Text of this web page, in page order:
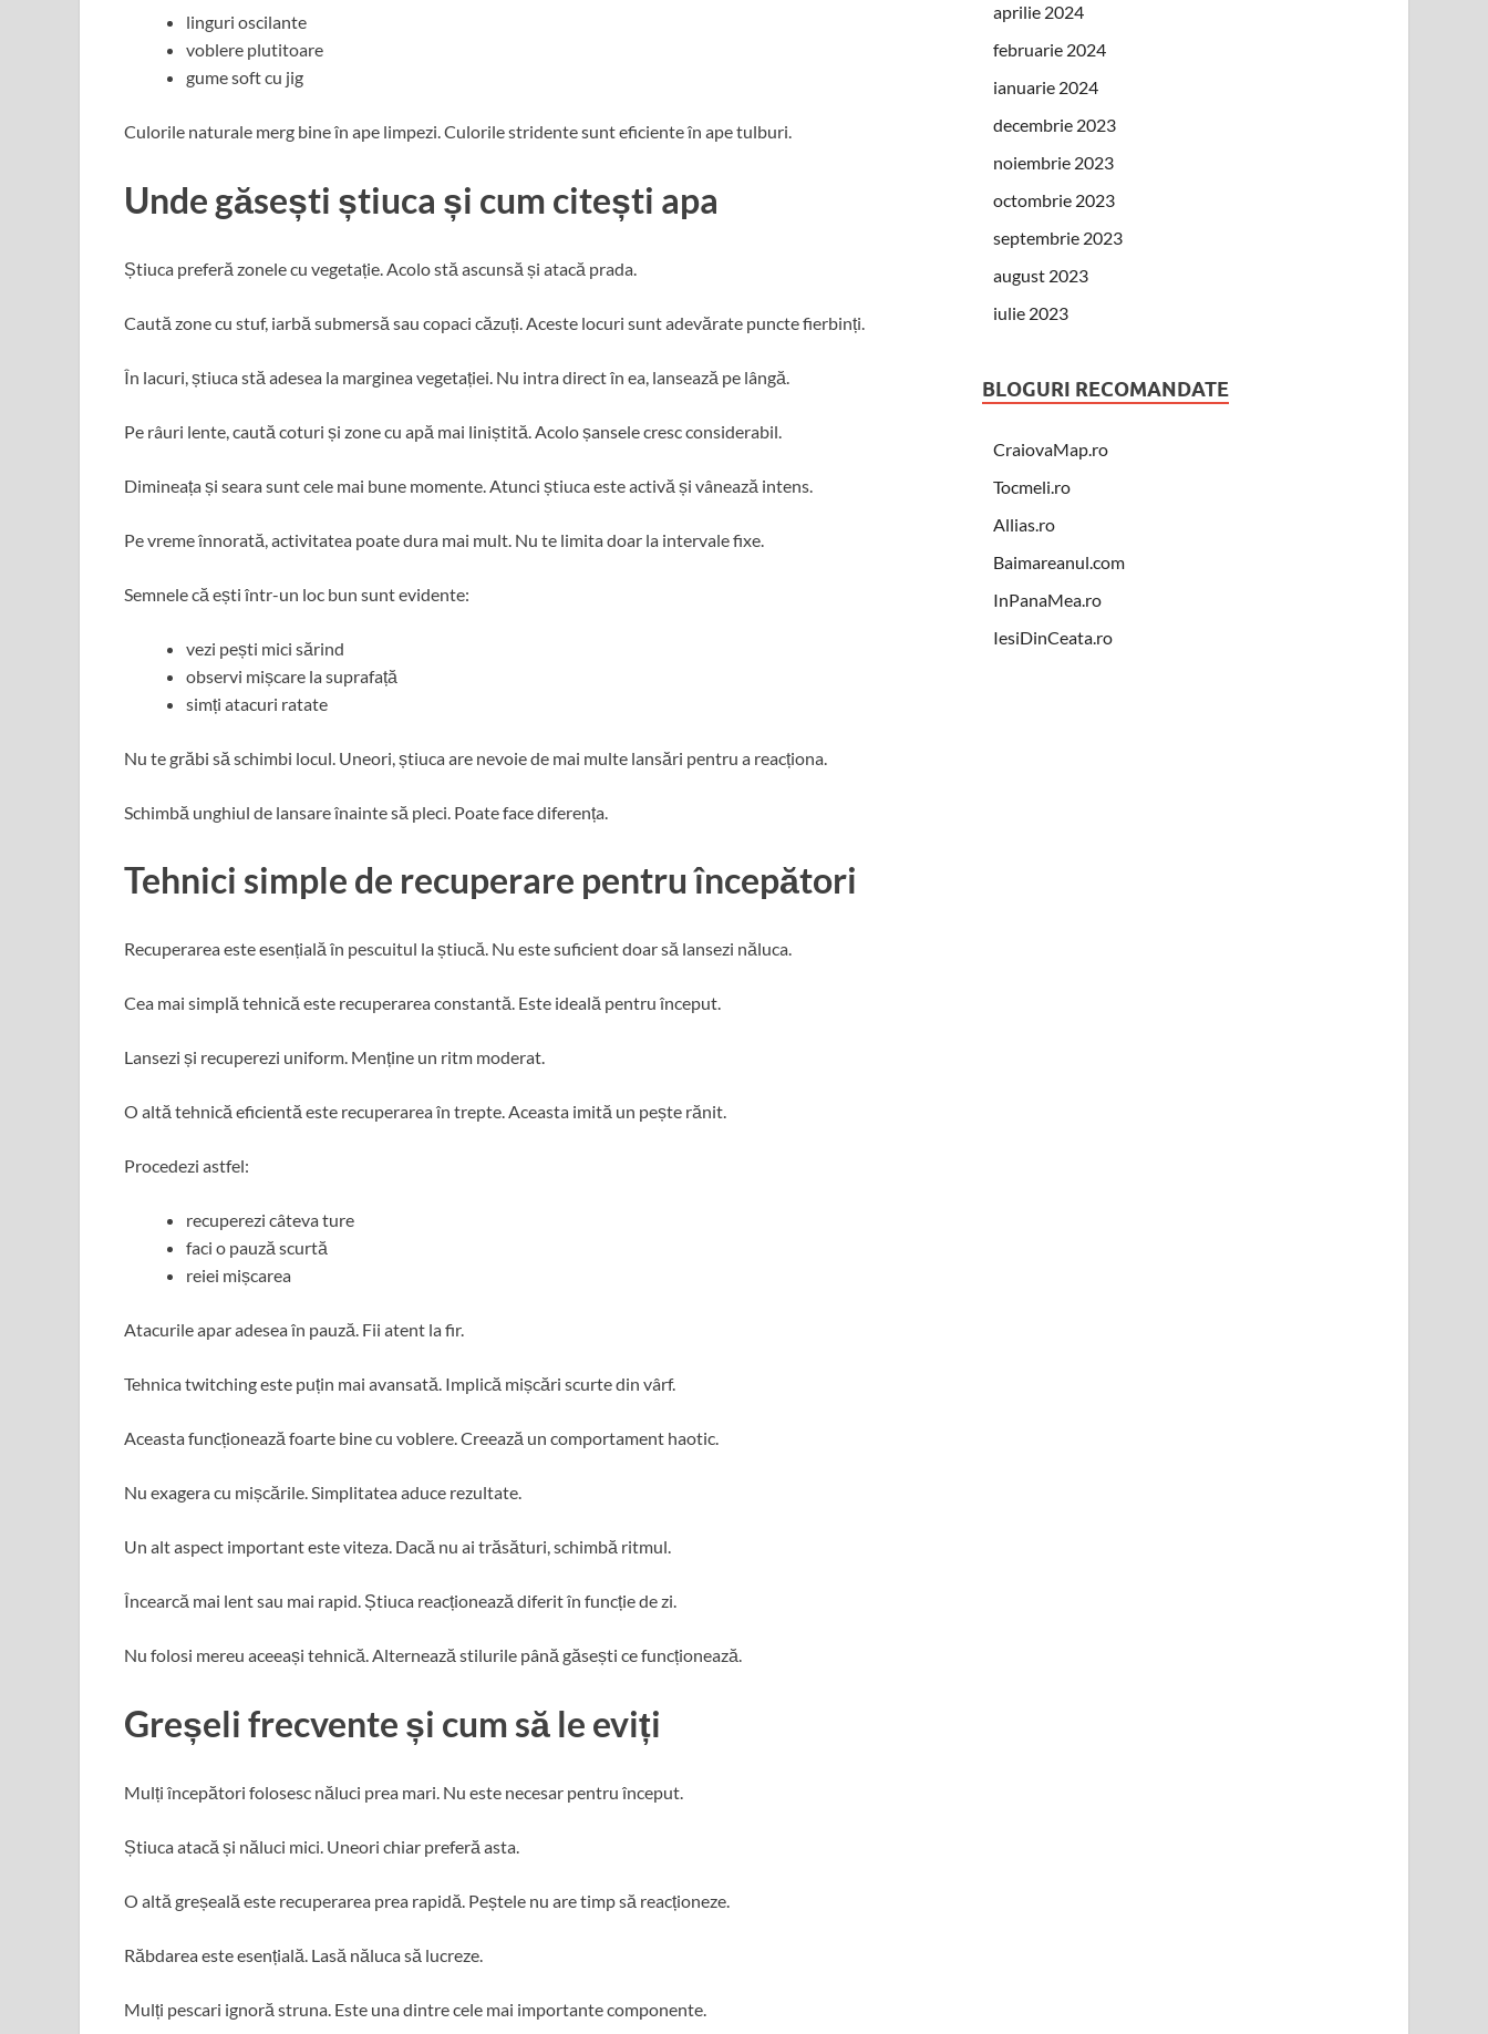
linguri oscilante
voblere plutitoare
gume soft cu jig
Culorile naturale merg bine în ape limpezi. Culorile stridente sunt eficiente în ape tulburi.
Unde găsești știuca și cum citești apa
Știuca preferă zonele cu vegetație. Acolo stă ascunsă și atacă prada.
Caută zone cu stuf, iarbă submersă sau copaci căzuți. Aceste locuri sunt adevărate puncte fierbinți.
În lacuri, știuca stă adesea la marginea vegetației. Nu intra direct în ea, lansează pe lângă.
Pe râuri lente, caută coturi și zone cu apă mai liniștită. Acolo șansele cresc considerabil.
Dimineața și seara sunt cele mai bune momente. Atunci știuca este activă și vânează intens.
Pe vreme înnorată, activitatea poate dura mai mult. Nu te limita doar la intervale fixe.
Semnele că ești într-un loc bun sunt evidente:
vezi pești mici sărind
observi mișcare la suprafață
simți atacuri ratate
Nu te grăbi să schimbi locul. Uneori, știuca are nevoie de mai multe lansări pentru a reacționa.
Schimbă unghiul de lansare înainte să pleci. Poate face diferența.
Tehnici simple de recuperare pentru începători
Recuperarea este esențială în pescuitul la știucă. Nu este suficient doar să lansezi năluca.
Cea mai simplă tehnică este recuperarea constantă. Este ideală pentru început.
Lansezi și recuperezi uniform. Menține un ritm moderat.
O altă tehnică eficientă este recuperarea în trepte. Aceasta imită un pește rănit.
Procedezi astfel:
recuperezi câteva ture
faci o pauză scurtă
reiei mișcarea
Atacurile apar adesea în pauză. Fii atent la fir.
Tehnica twitching este puțin mai avansată. Implică mișcări scurte din vârf.
Aceasta funcționează foarte bine cu voblere. Creează un comportament haotic.
Nu exagera cu mișcările. Simplitatea aduce rezultate.
Un alt aspect important este viteza. Dacă nu ai trăsături, schimbă ritmul.
Încearcă mai lent sau mai rapid. Știuca reacționează diferit în funcție de zi.
Nu folosi mereu aceeași tehnică. Alternează stilurile până găsești ce funcționează.
Greșeli frecvente și cum să le eviți
Mulți începători folosesc năluci prea mari. Nu este necesar pentru început.
Știuca atacă și năluci mici. Uneori chiar preferă asta.
O altă greșeală este recuperarea prea rapidă. Peștele nu are timp să reacționeze.
Răbdarea este esențială. Lasă năluca să lucreze.
Mulți pescari ignoră struna. Este una dintre cele mai importante componente.
aprilie 2024
februarie 2024
ianuarie 2024
decembrie 2023
noiembrie 2023
octombrie 2023
septembrie 2023
august 2023
iulie 2023
BLOGURI RECOMANDATE
CraiovaMap.ro
Tocmeli.ro
Allias.ro
Baimareanul.com
InPanaMea.ro
IesiDinCeata.ro